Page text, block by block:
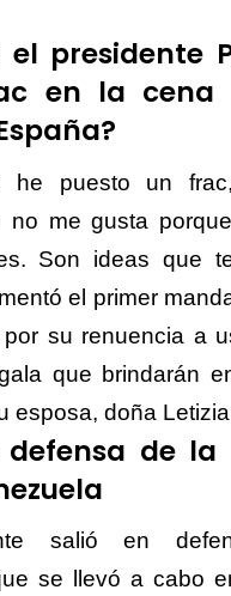
el presidente
en la cena
he puesto un
no me gusta
Son ideas que
el primer
su renuencia a
que brindarán
esposa, doña
defensa de la
salió en
se llevó a cabo